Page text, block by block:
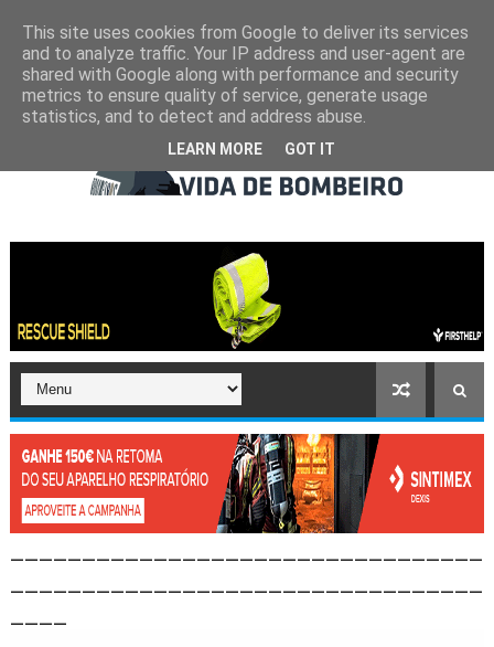
This site uses cookies from Google to deliver its services
and to analyze traffic. Your IP address and user-agent are
shared with Google along with performance and security
metrics to ensure quality of service, generate usage
statistics, and to detect and address abuse.
LEARN MORE GOT IT